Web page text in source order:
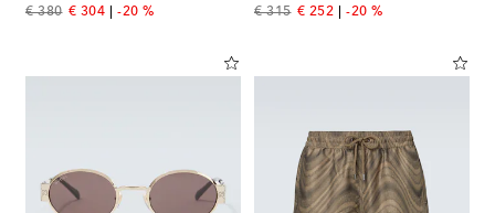
€ 380
original price
€ 304
discount price
-20 %
€ 315
original price
€ 252
discount price
-20 %